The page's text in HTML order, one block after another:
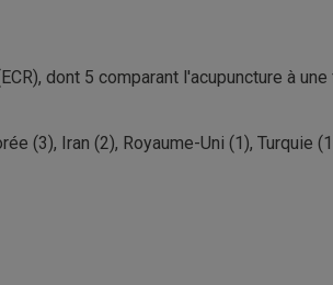
dont 5 comparant l'acupuncture à
(3), Iran (2), Royaume-Uni (1), Turquie